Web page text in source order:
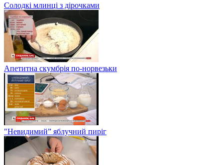
Солодкі млинці з дірочками
Апетитна скумбрія по-норвезьки
"Невидимий” яблучний пиріг